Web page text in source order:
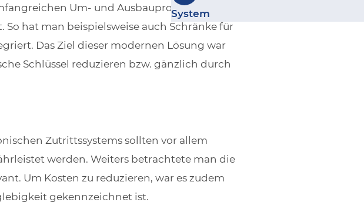
System
Um- und Ausbauprojektes im
hat man beispielsweise auch Schränke für
Das Ziel dieser modernen Lösung war
Schlüssel reduzieren bzw. gänzlich durch
Zutrittssystems sollten vor allem
werden. Weiters betrachtete man die
Um Kosten zu reduzieren, war es zudem
gekennzeichnet ist.